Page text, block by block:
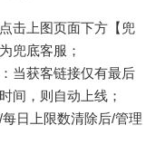
击上图页面下方【兜
兜底客服；
当获客链接仅有最后
间，则自动上线；
日上限数清除后/管理